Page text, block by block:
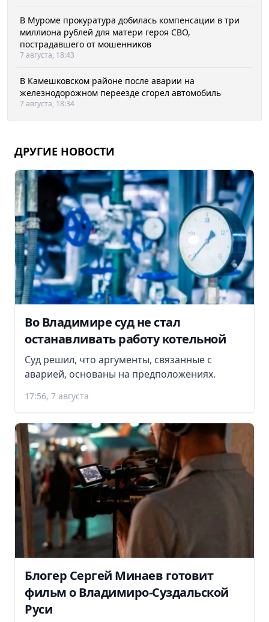
В Муроме прокуратура добилась компенсации в три
миллиона рублей для матери героя СВО,
пострадавшего от мошенников
7 августа, 18:43
В Камешковском районе после аварии на
железнодорожном переезде сгорел автомобиль
7 августа, 18:34
ДРУГИЕ НОВОСТИ
Во Владимире суд не стал
останавливать работу котельной
Суд решил, что аргументы, связанные с
аварией, основаны на предположениях.
17:56, 7 августа
Блогер Сергей Минаев готовит
фильм о Владимиро-Суздальской
Руси